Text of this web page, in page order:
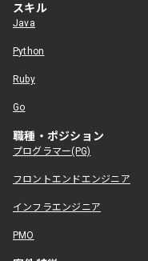
スキル
Java
Python
Ruby
Go
職種・ポジション
プログラマー(PG)
フロントエンドエンジニア
インフラエンジニア
PMO